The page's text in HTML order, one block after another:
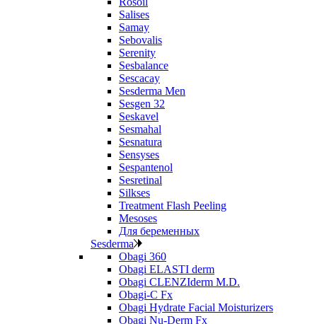
Salises
Samay
Sebovalis
Serenity
Sesbalance
Sescacay
Sesderma Men
Sesgen 32
Seskavel
Sesmahal
Sesnatura
Sensyses
Sespantenol
Sesretinal
Silkses
Treatment Flash Peeling
Mesoses
Для беременных
Sesderma
Obagi 360
Obagi ELASTI derm
Obagi CLENZIderm M.D.
Obagi-C Fx
Obagi Hydrate Facial Moisturizers
Obagi Nu-Derm Fx